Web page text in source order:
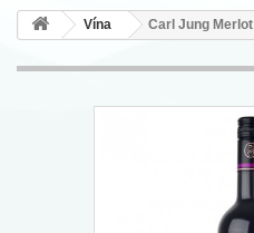
Vína Carl Jung Merlot